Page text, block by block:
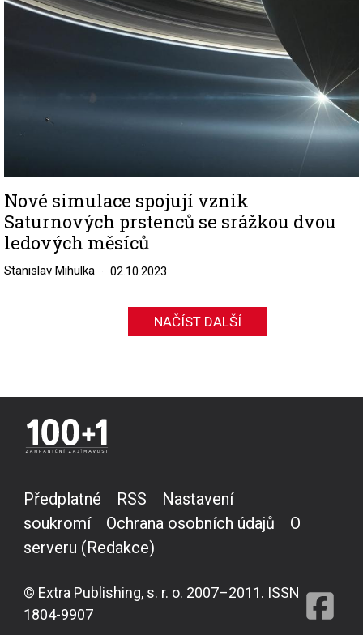
Nové simulace spojují vznik
Saturnových prstenců se srážkou dvou
ledových měsíců
Stanislav Mihulka 02.10.2023
NAČÍST DALŠÍ
Předplatné RSS
Nastavení
soukromí
Ochrana osobních údajů
O
serveru (Redakce)
© Extra Publishing, s. r. o. 2007–2011. ISSN
1804-9907